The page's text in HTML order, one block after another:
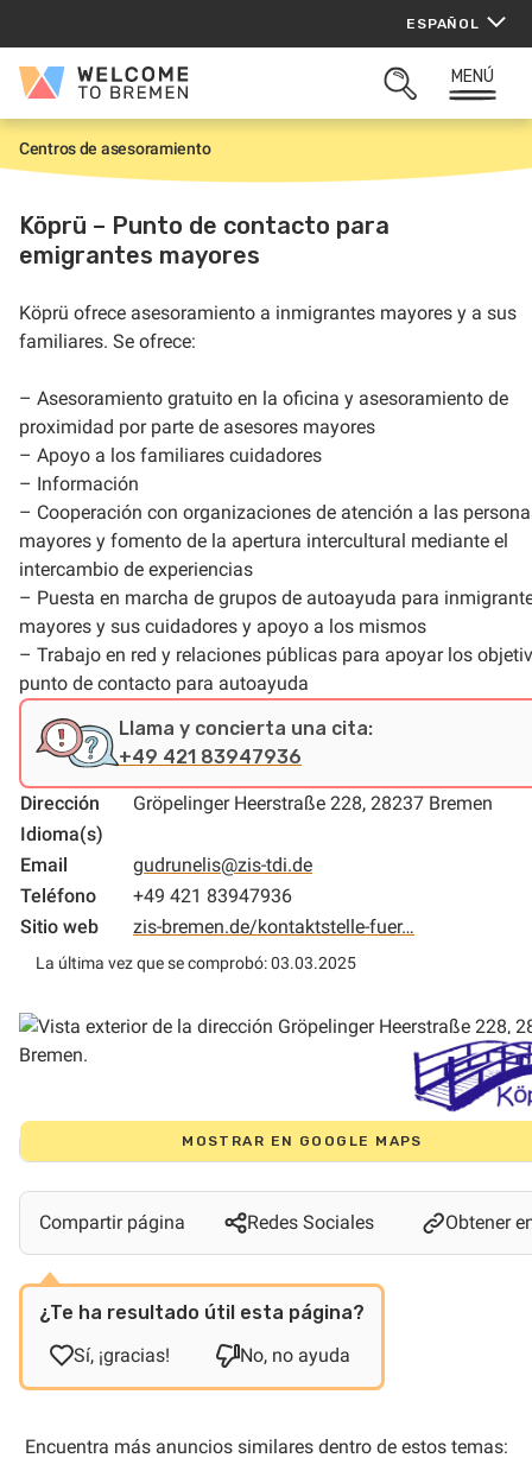
contenido
ESPAÑOL
Welcome
ABRIR
MENÚ
I
n
c
i
o
Centros de asesoramiento
Köprü – Punto de contacto para
emigrantes mayores
Köprü ofrece asesoramiento a inmigrantes mayores y a sus
– Asesoramiento gratuito en la oficina y asesoramiento de
proximidad por parte de asesores mayores
– Apoyo a los familiares cuidadores
– Información
– Cooperación con organizaciones de atención a las
mayores y fomento de la apertura intercultural mediante el
intercambio de experiencias
– Puesta en marcha de grupos de autoayuda para
mayores y sus cuidadores y apoyo a los mismos
– Trabajo en red y relaciones públicas para apoyar los
punto de contacto para autoayuda
Llama y concierta una cita:
+49 421 83947936
Dirección
Gröpelinger Heerstraße 228, 28237 Bremen
Idioma(s)
Email
gudrunelis@zis-tdi.de
Teléfono
+49 421 83947936
Sitio web
zis-bremen.de/kontaktstelle-fuer…
La última vez que se comprobó: 03.03.2025
MOSTRAR EN GOOGLE MAPS
Compartir página Redes Sociales Obtener
¿Te ha resultado útil esta página?
Sí, ¡gracias!
No, no ayuda
Encuentra más anuncios similares dentro de estos temas: